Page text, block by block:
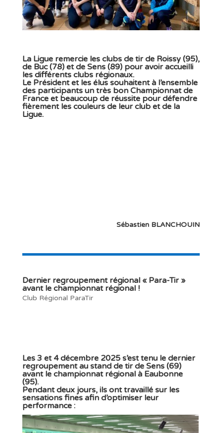
La Ligue remercie les clubs de tir de Roissy (95),
de Buc (78) et de Sens (89) pour avoir accueilli
les différents clubs régionaux.
Le Président et les élus souhaitent à l’ensemble
des participants un très bon Championnat de
France et beaucoup de réussite pour défendre
fièrement les couleurs de leur club et de la
Ligue.
Sébastien BLANCHOUIN
Dernier regroupement régional « Para-Tir »
avant le championnat régional !
Club Régional ParaTir
Les 3 et 4 décembre 2025 s’est tenu le dernier
regroupement au stand de tir de Sens (69)
avant le championnat régional à Eaubonne
(95).
Pendant deux jours, ils ont travaillé sur les
sensations fines afin d’optimiser leur
performance :